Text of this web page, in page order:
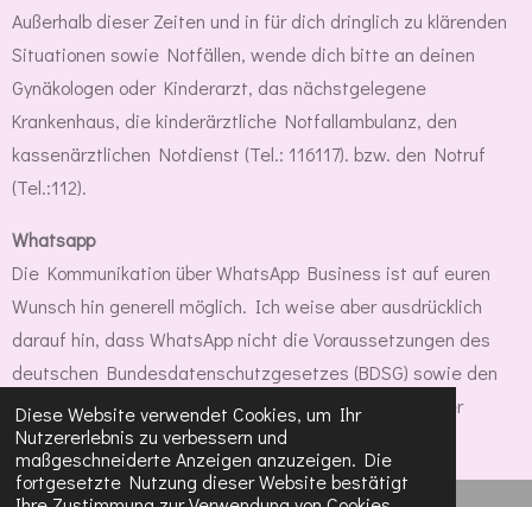
Diese Website verwendet Cookies, um Ihr
Nutzererlebnis zu verbessern und
maßgeschneiderte Anzeigen anzuzeigen. Die
fortgesetzte Nutzung dieser Website bestätigt
Außerhalb dieser Zeiten und in für dich dringlich zu klärenden
Situationen sowie Notfällen, wende dich bitte an deinen
Gynäkologen oder Kinderarzt, das nächstgelegene
Krankenhaus, die kinderärztliche Notfallambulanz, den
kassenärztlichen Notdienst (Tel.: 116117). bzw. den Notruf
(Tel.:112).
Whatsapp
Die Kommunikation über WhatsApp Business ist auf euren
Wunsch hin generell möglich. Ich weise aber ausdrücklich
darauf hin, dass WhatsApp nicht die Voraussetzungen des
deutschen Bundesdatenschutzgesetzes (BDSG) sowie den
Anhang §9 BDSG, erfüllt und ich für die Sicherheit eurer
Daten keine Haftung übernehme.